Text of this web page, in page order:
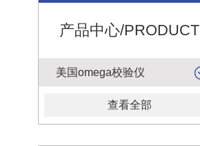
产品中心/PRODUCT
美国omega校验仪
查看全部